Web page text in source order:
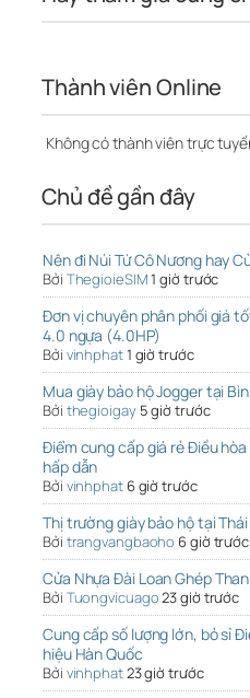
Thành viên Online
Không có thành viên trực
Chủ đề gần đây
Nên đi Núi Tứ Cô Nương hay
Bởi ThegioieSIM1 giờ trước
Đơn vị chuyên phân phối giá
4.0 ngựa (4.0HP)
Bởi vinhphat1 giờ trước
Mua giày bảo hộ Jogger tại
Bởi thegioigay 5 giờ trước
Điểm cung cấp giá rẻ Điều
hấp dẫn
Bởi vinhphat 6 giờ trước
Thị trường giày bảo hộ tại
Bởi trangvangbaoho 6 giờ trước
Cửa Nhựa Đài Loan Ghép
Bởi Tuongvicuago23 giờ trước
Cung cấp số lượng lớn, bỏ sỉ
hiệu Hàn Quốc
Bởi vinhphat23 giờ trước